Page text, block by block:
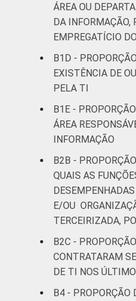
ÁREA OU
DA INFORMAÇÃO,
EMPREGATÍCIO
B1D -
EXISTÊNCIA DE
PELA TI
B1E -
ÁREA
INFORMAÇÃO
B2B -
QUAIS AS
E/OU
TERCEIRIZADA,
B2C -
CONTRATARAM
DE TI NOS
B4 - PROPORÇÃO